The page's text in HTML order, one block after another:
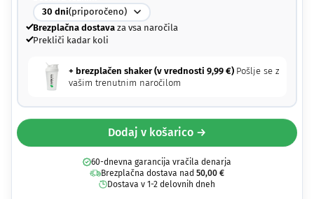
30 dni(priporočeno)
Brezplačna dostavaza vsa naročila
Prekliči kadar koli
+ brezplačen shaker (v vrednosti 9,99 €) Pošlje se z
vašim trenutnim naročilom
Dodaj v košarico →
60-dnevna garancija vračila denarja
Brezplačna dostava nad 50,00 €
Dostava v 1-2 delovnih dneh